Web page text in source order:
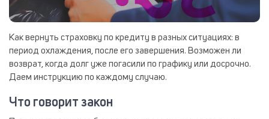
Как вернуть страховку по кредиту в разных ситуациях: в
период охлаждения, после его завершения. Возможен ли
возврат, когда долг уже погасили по графику или досрочно.
Даем инструкцию по каждому случаю.
Что говорит закон